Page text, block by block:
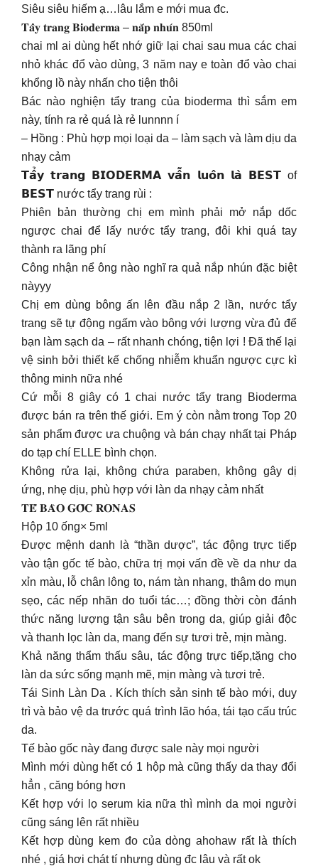
Siêu siêu hiếm ạ…lâu lắm e mới mua đc.
𝐓𝐚̂̉𝐲 𝐭𝐫𝐚𝐧𝐠 𝐁𝐢𝐨𝐝𝐞𝐫𝐦𝐚 – 𝐧𝐚̆́𝐩 𝐧𝐡𝐮́𝐧 850ml
chai ml ai dùng hết nhớ giữ lại chai sau mua các chai
nhỏ khác đổ vào dùng, 3 năm nay e toàn đổ vào chai
khổng lồ này nhấn cho tiện thôi
Bác nào nghiện tẩy trang của bioderma thì sắm em
này, tính ra rẻ quá là rẻ lunnnn í
– Hồng : Phù hợp mọi loại da – làm sạch và làm dịu da
nhạy cảm
𝗧𝗮̂̉𝘆 𝘁𝗿𝗮𝗻𝗴 𝗕𝗜𝗢𝗗𝗘𝗥𝗠𝗔 𝘃𝗮̂̃𝗻 𝗹𝘂𝗼̂𝗻 𝗹𝗮̀ 𝗕𝗘𝗦𝗧 of
𝗕𝗘𝗦𝗧 nước tẩy trang rùi :
Phiên bản thường chị em mình phải mở nắp dốc
ngược chai để lấy nước tẩy trang, đôi khi quá tay
thành ra lãng phí
Công nhận nể ông nào nghĩ ra quả nắp nhún đặc biệt
nàyyy
Chị em dùng bông ấn lên đầu nắp 2 lần, nước tẩy
trang sẽ tự động ngấm vào bông với lượng vừa đủ để
bạn làm sạch da – rất nhanh chóng, tiện lợi ! Đã thế lại
vệ sinh bởi thiết kế chống nhiễm khuẩn ngược cực kì
thông minh nữa nhé
Cứ mỗi 8 giây có 1 chai nước tẩy trang Bioderma
được bán ra trên thế giới. Em ý còn nằm trong Top 20
sản phẩm được ưa chuộng và bán chạy nhất tại Pháp
do tạp chí ELLE bình chọn.
Không rửa lại, không chứa paraben, không gây dị
ứng, nhẹ dịu, phù hợp với làn da nhạy cảm nhất
𝐓𝐄̂́ 𝐁𝐀̀𝐎 𝐆𝐎̂́𝐂 𝐑𝐎𝐍𝐀𝐒
Hộp 10 ống× 5ml
Được mệnh danh là “thần dược”, tác động trực tiếp
vào tận gốc tế bào, chữa trị mọi vấn đề về da như da
xỉn màu, lỗ chân lông to, nám tàn nhang, thâm do mụn
sẹo, các nếp nhăn do tuổi tác…; đồng thời còn đánh
thức năng lượng tận sâu bên trong da, giúp giải độc
và thanh lọc làn da, mang đến sự tươi trẻ, mịn màng.
Khả năng thẩm thấu sâu, tác động trực tiếp,tặng cho
làn da sức sống mạnh mẽ, mịn màng và tươi trẻ.
Tái Sinh Làn Da . Kích thích sản sinh tế bào mới, duy
trì và bảo vệ da trước quá trình lão hóa, tái tạo cấu trúc
da.
Tế bào gốc này đang được sale này mọi người
Mình mới dùng hết có 1 hộp mà cũng thấy da thay đổi
hẳn , căng bóng hơn
Kết hợp với lọ serum kia nữa thì mình da mọi người
cũng sáng lên rất nhiều
Kết hợp dùng kem đo của dòng ahohaw rất là thích
nhé , giá hơi chát tí nhưng dùng đc lâu và rất ok